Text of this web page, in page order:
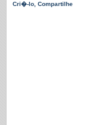
Cri�-lo, Compartilhe